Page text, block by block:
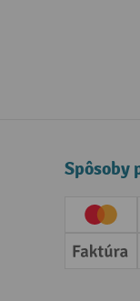
Spôsoby
Faktúra